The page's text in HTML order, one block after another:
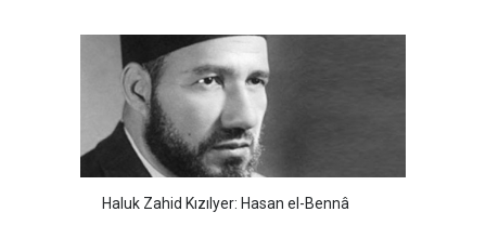
Haluk Zahid Kızılyer: Hasan el-Bennâ